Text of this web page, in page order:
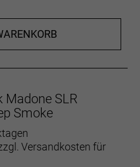
Madone SLR
Smoke
Versandkosten für